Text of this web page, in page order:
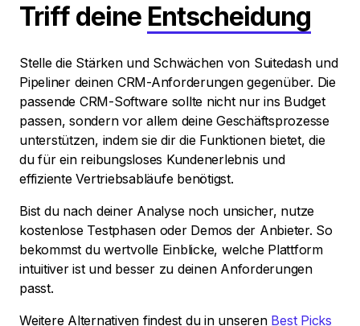
Triff deine Entscheidung
Stelle die Stärken und Schwächen von Suitedash und
Pipeliner deinen CRM-Anforderungen gegenüber. Die
passende CRM-Software sollte nicht nur ins Budget
passen, sondern vor allem deine Geschäftsprozesse
unterstützen, indem sie dir die Funktionen bietet, die
du für ein reibungsloses Kundenerlebnis und
effiziente Vertriebsabläufe benötigst.
Bist du nach deiner Analyse noch unsicher, nutze
kostenlose Testphasen oder Demos der Anbieter. So
bekommst du wertvolle Einblicke, welche Plattform
intuitiver ist und besser zu deinen Anforderungen
passt.
Weitere Alternativen findest du in unseren Best Picks